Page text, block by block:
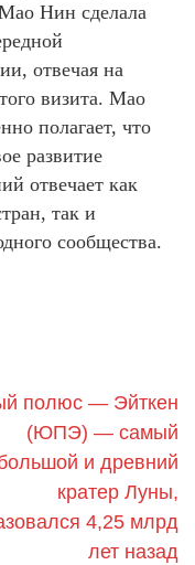
Нин сделала
отвечая на
визита. Мао
полагает, что
развитие
отвечает как
так и
сообщества.
полюс — Эйткен
(ЮПЭ) — самый
и древний
кратер Луны,
4,25 млрд
лет назад